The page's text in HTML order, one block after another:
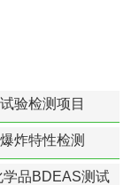
验检测项目
炸特性检测
学品BDEAS测试